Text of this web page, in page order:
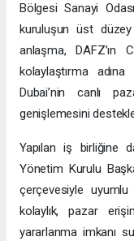
Bölgesi Sanayi
kuruluşun üst
anlaşma, DAFZ’ın
kolaylaştırma
Dubai’nin canlı
genişlemesini
Yapılan iş birliğine
Yönetim Kurulu
çerçevesiyle
kolaylık, pazar
yararlanma imkanı